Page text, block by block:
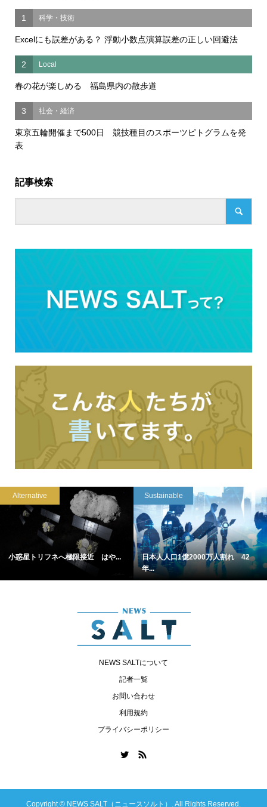
1 科学・技術
Excelにも誤差がある？ 浮動小数点演算誤差の正しい回避法
2 Local
春の花が楽しめる 福島県内の散歩道
3 社会・経済
東京五輪開催まで500日 競技種目のスポーツピトグラムを発
表
記事検索
Alternative
小惑星トリフネへ極限接近 はや...
Sustainable
日本人人口1億2000万人割れ 42
年...
NEWS SALTについて
記者一覧
お問い合わせ
利用規約
プライバシーポリシー
Copyright © NEWS SALT（ニュースソルト）. All Rights Reserved.